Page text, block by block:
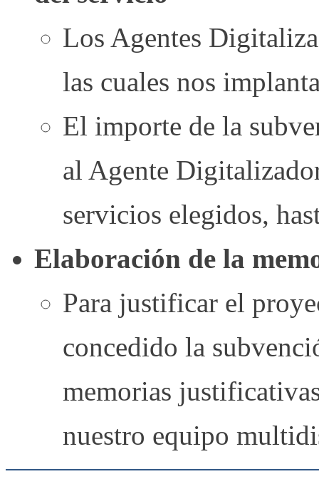
Los Agentes
las cuales nos
El importe de la
al Agente
servicios elegidos,
Elaboración de la
Para justificar el
concedido la
memorias
nuestro equipo